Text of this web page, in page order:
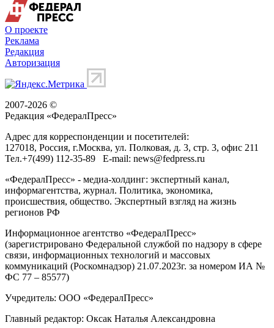
О проекте
Реклама
Редакция
Авторизация
2007-2026 ©
Редакция «ФедералПресс»
Адрес для корреспонденции и посетителей:
127018, Россия, г.Москва, ул. Полковая, д. 3, стр. 3, офис 211
Тел.+7(499) 112-35-89 E-mail: news@fedpress.ru
«ФедералПресс» - медиа-холдинг: экспертный канал,
информагентства, журнал. Политика, экономика,
происшествия, общество. Экспертный взгляд на жизнь
регионов РФ
Информационное агентство «ФедералПресс»
(зарегистрировано Федеральной службой по надзору в сфере
связи, информационных технологий и массовых
коммуникаций (Роскомнадзор) 21.07.2023г. за номером ИА №
ФС 77 – 85577)
Учредитель: ООО «ФедералПресс»
Главный редактор: Оксак Наталья Александровна